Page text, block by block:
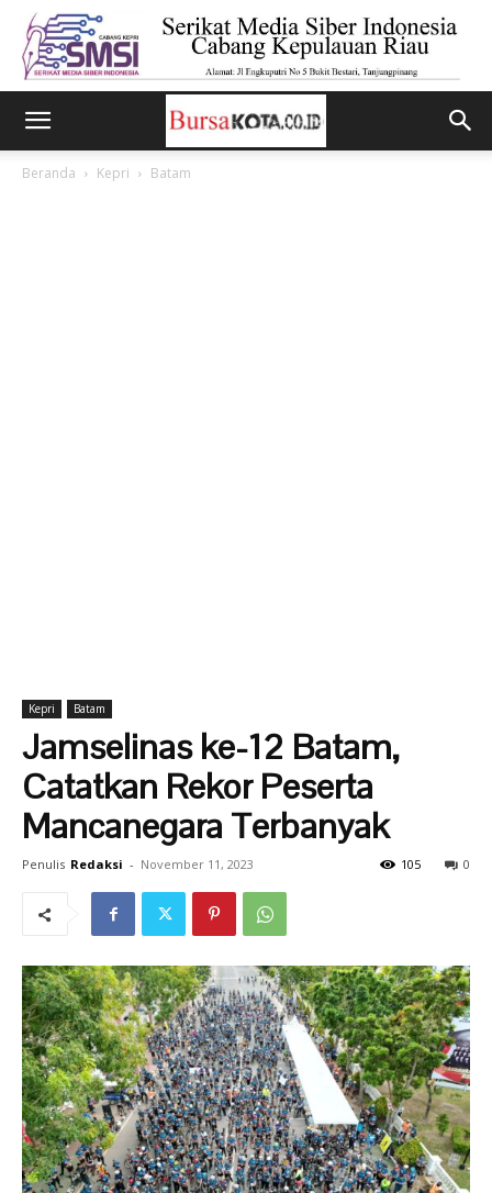
Beranda Kepri Batam
Kepri Batam
Jamselinas ke-12 Batam,
Catatkan Rekor Peserta
Mancanegara Terbanyak
Penulis Redaksi - November 11, 2023 0
105